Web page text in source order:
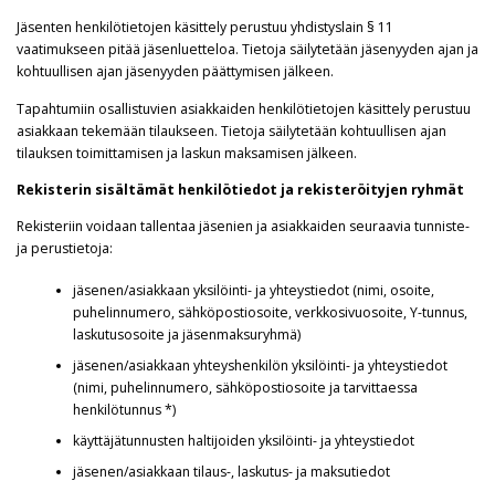
Jäsenten henkilötietojen käsittely perustuu yhdistyslain § 11
vaatimukseen pitää jäsenluetteloa. Tietoja säilytetään jäsenyyden ajan ja
kohtuullisen ajan jäsenyyden päättymisen jälkeen.
Tapahtumiin osallistuvien asiakkaiden henkilötietojen käsittely perustuu
asiakkaan tekemään tilaukseen. Tietoja säilytetään kohtuullisen ajan
tilauksen toimittamisen ja laskun maksamisen jälkeen.
Rekisterin sisältämät henkilötiedot ja rekisteröityjen ryhmät
Rekisteriin voidaan tallentaa jäsenien ja asiakkaiden seuraavia tunniste-
ja perustietoja:
jäsenen/asiakkaan yksilöinti- ja yhteystiedot (nimi, osoite,
puhelinnumero, sähköpostiosoite, verkkosivuosoite, Y-tunnus,
laskutusosoite ja jäsenmaksuryhmä)
jäsenen/asiakkaan yhteyshenkilön yksilöinti- ja yhteystiedot
(nimi, puhelinnumero, sähköpostiosoite ja tarvittaessa
henkilötunnus *)
käyttäjätunnusten haltijoiden yksilöinti- ja yhteystiedot
jäsenen/asiakkaan tilaus-, laskutus- ja maksutiedot